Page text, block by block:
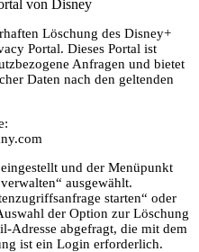
von Disney
Löschung des Disney+
Portal. Dieses Portal ist
Anfragen und bietet
Daten nach den geltenden
und der Menüpunkt
ausgewählt.
starten“ oder
der Option zur Löschung
Adresse abgefragt, die mit dem
ist ein Login erforderlich.